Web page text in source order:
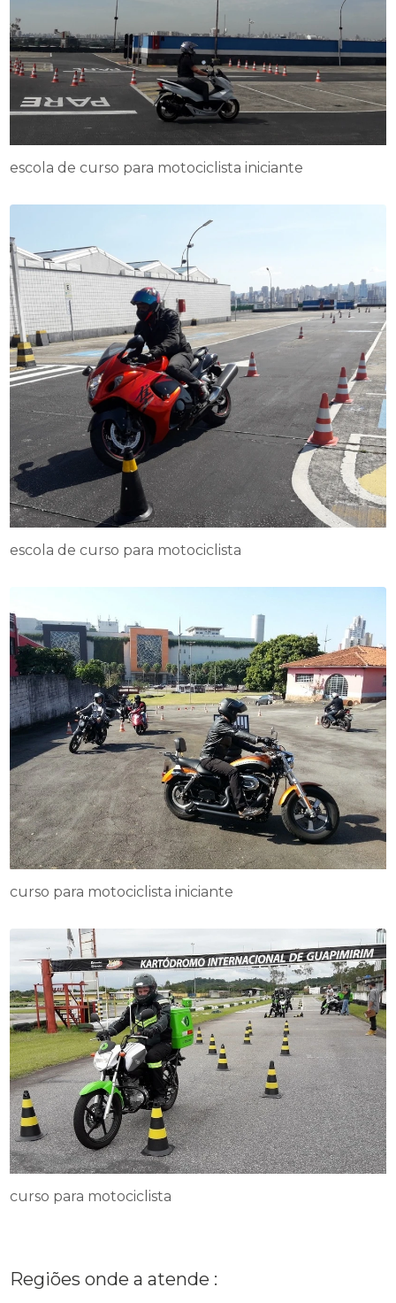
escola de curso para motociclista iniciante
escola de curso para motociclista
curso para motociclista iniciante
curso para motociclista
Regiões onde a atende :